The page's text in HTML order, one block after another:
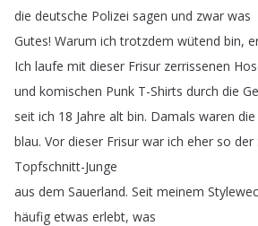
die deutsche Polizei sagen und zwar was
Gutes! Warum ich trotzdem wütend bin,
Ich laufe mit dieser Frisur zerrissenen
und komischen Punk T-Shirts durch die
seit ich 18 Jahre alt bin. Damals waren die
blau. Vor dieser Frisur war ich eher so der
Topfschnitt-Junge
aus dem Sauerland. Seit meinem
häufig etwas erlebt, was